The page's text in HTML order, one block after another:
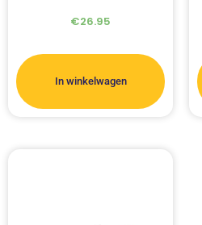
€26.95
In winkelwagen